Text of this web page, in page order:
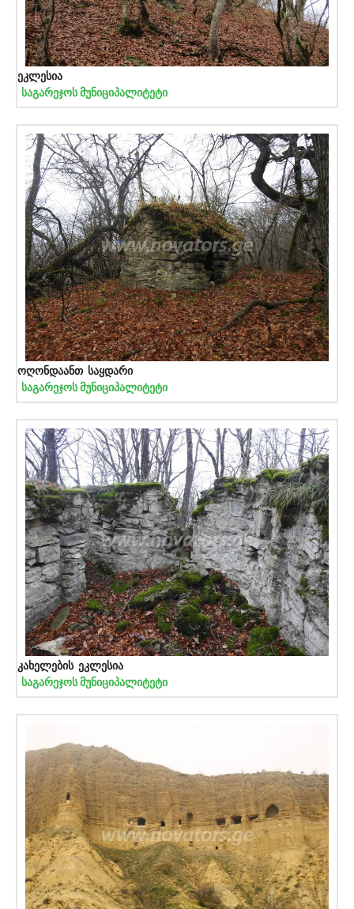
ეკლესია
საგარეჯოს მუნიციპალიტეტი
ოღონდაანთ საყდარი
საგარეჯოს მუნიციპალიტეტი
კახელების ეკლესია
საგარეჯოს მუნიციპალიტეტი